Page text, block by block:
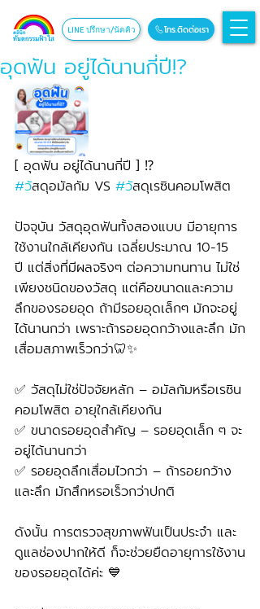
โทร.ติดต่อเรา
LINE ปรึกษา/นัดคิว
อุดฟัน อยู่ได้นานกี่ปี!?
[ อุดฟัน อยู่ได้นานกี่ปี ] ⁉️
#วัสดุอมัลกัม VS #วัสดุเรซินคอมโพสิต
ปัจจุบัน วัสดุอุดฟันทั้งสองแบบ มีอายุการ
ใช้งานใกล้เคียงกัน เฉลี่ยประมาณ 10-15
ปี แต่สิ่งที่มีผลจริงๆ ต่อความทนทาน ไม่ใช่
เพียงชนิดของวัสดุ แต่คือขนาดและความ
ลึกของรอยอุด ถ้ามีรอยอุดเล็กๆ มักจะอยู่
ได้นานกว่า เพราะถ้ารอยอุดกว้างและลึก มัก
เสื่อมสภาพเร็วกว่า🦷✨
✅ วัสดุไม่ใช่ปัจจัยหลัก – อมัลกัมหรือเรซิน
คอมโพสิต อายุใกล้เคียงกัน
✅ ขนาดรอยอุดสำคัญ – รอยอุดเล็ก ๆ จะ
อยู่ได้นานกว่า
✅ รอยอุดลึกเสื่อมไวกว่า – ถ้ารอยกว้าง
และลึก มักสึกหรอเร็วกว่าปกติ
ดังนั้น การตรวจสุขภาพฟันเป็นประจำ และ
ดูแลช่องปากให้ดี ก็จะช่วยยืดอายุการใช้งาน
ของรอยอุดได้ค่ะ 💙